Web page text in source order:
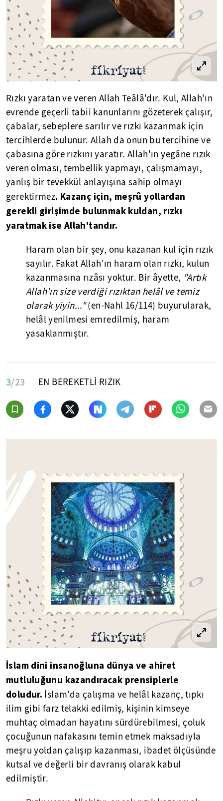
Rızkı yaratan ve veren Allah Teâlâ'dır. Kul, Allah'ın
evrende geçerli tabii kanunlarını gözeterek çalışır,
çabalar, sebeplere sarılır ve rızkı kazanmak için
tercihlerde bulunur. Allah da onun bu tercihine ve
çabasına göre rızkını yaratır. Allah'ın yegâne rızık
veren olması, tembellik yapmayı, çalışmamayı,
yanlış bir tevekkül anlayışına sahip olmayı
gerektirmez. Kazanç için, meşrû yollardan
gerekli girişimde bulunmak kuldan, rızkı
yaratmak ise Allah'tandır.
Haram olan bir şey, onu kazanan kul için rızık
sayılır. Fakat Allah'ın haram olan rızkı, kulun
kazanmasına rızâsı yoktur. Bir âyette, "Artık
Allah'ın size verdiği rızıktan helâl ve temiz
olarak yiyin..."(en-Nahl 16/114) buyurularak,
helâl yenilmesi emredilmiş, haram
yasaklanmıştır.
3/23 EN BEREKETLİ RIZIK
İslam dini insanoğluna dünya ve ahiret
mutluluğunu kazandıracak prensiplerle
doludur. İslam'da çalışma ve helâl kazanç, tıpkı
ilim gibi farz telakki edilmiş, kişinin kimseye
muhtaç olmadan hayatını sürdürebilmesi, çoluk
çocuğunun nafakasını temin etmek maksadıyla
meşru yoldan çalışıp kazanması, ibadet ölçüsünde
kutsal ve değerli bir davranış olarak kabul
edilmiştir.